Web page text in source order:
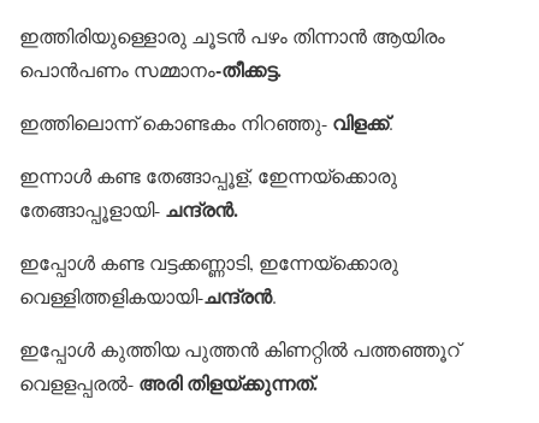
ഇത്തിരിയുള്ളൊരു ചൂടന്‍ പഴം തിന്നാന്‍ ആയിരം
പൊന്‍പണം സമ്മാനം-തീക്കട്ട.
ഇത്തിലൊന്ന് കൊണ്ടകം നിറഞ്ഞു- വിളക്ക്.
ഇന്നാള്‍ കണ്ട തേങ്ങാപ്പൂള്, ഇേന്നയ്‌ക്കൊരു
തേങ്ങാപ്പൂളായി- ചന്ദ്രന്‍.
ഇപ്പോള്‍ കണ്ട വട്ടക്കണ്ണാടി, ഇന്നേയ്‌ക്കൊരു
വെള്ളിത്തളികയായി-ചന്ദ്രന്‍.
ഇപ്പോള്‍ കുത്തിയ പുത്തന്‍ കിണറ്റില്‍ പത്തഞ്ഞൂറ്
വെളളപ്പരല്‍- അരി തിളയ്ക്കുന്നത്.